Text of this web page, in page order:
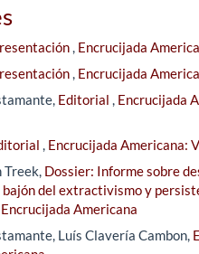
, Encrucijada
, Encrucijada
Editorial , Encrucijada
, Encrucijada Americana:
Treek, Dossier: Informe sobre
bajón del extractivismo y
Americana
Luís Clavería Cambon,